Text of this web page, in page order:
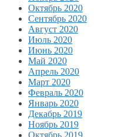
Октябрь 2020
Сентябрь 2020
Август 2020
Июль 2020
Июнь 2020
Май 2020
Апрель 2020
Март 2020
Февраль 2020
Январь 2020
Декабрь 2019
Ноябрь 2019
Октябрь 2019